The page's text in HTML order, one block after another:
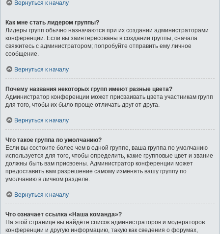
Вернуться к началу
Как мне стать лидером группы?
Лидеры групп обычно назначаются при их создании администраторами
конференции. Если вы заинтересованы в создании группы, сначала
свяжитесь с администратором; попробуйте отправить ему личное
сообщение.
Вернуться к началу
Почему названия некоторых групп имеют разные цвета?
Администратор конференции может присваивать цвета участникам групп
для того, чтобы их было проще отличать друг от друга.
Вернуться к началу
Что такое группа по умолчанию?
Если вы состоите более чем в одной группе, ваша группа по умолчанию
используется для того, чтобы определить, какие групповые цвет и звание
должны быть вам присвоены. Администратор конференции может
предоставить вам разрешение самому изменять вашу группу по
умолчанию в личном разделе.
Вернуться к началу
Что означает ссылка «Наша команда»?
На этой странице вы найдёте список администраторов и модераторов
конференции и другую информацию, такую как сведения о форумах,